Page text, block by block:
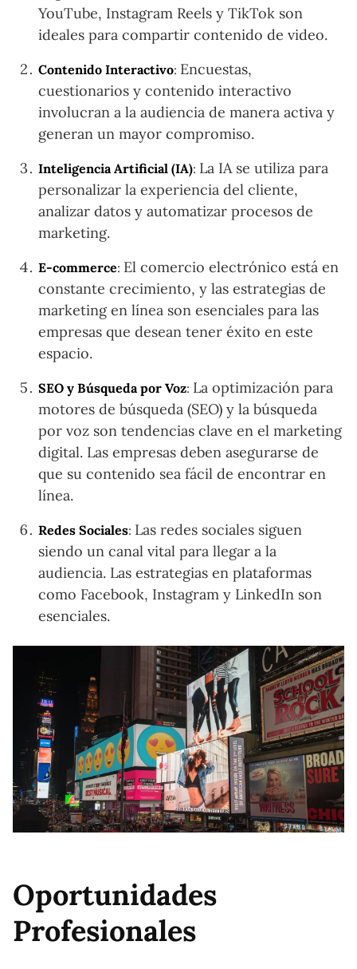
YouTube, Instagram Reels y TikTok son
ideales para compartir contenido de video.
Contenido Interactivo: Encuestas,
cuestionarios y contenido interactivo
involucran a la audiencia de manera activa y
generan un mayor compromiso.
Inteligencia Artificial (IA): La IA se utiliza para
personalizar la experiencia del cliente,
analizar datos y automatizar procesos de
marketing.
E-commerce: El comercio electrónico está en
constante crecimiento, y las estrategias de
marketing en línea son esenciales para las
empresas que desean tener éxito en este
espacio.
SEO y Búsqueda por Voz: La optimización para
motores de búsqueda (SEO) y la búsqueda
por voz son tendencias clave en el marketing
digital. Las empresas deben asegurarse de
que su contenido sea fácil de encontrar en
línea.
Redes Sociales: Las redes sociales siguen
siendo un canal vital para llegar a la
audiencia. Las estrategias en plataformas
como Facebook, Instagram y LinkedIn son
esenciales.
Oportunidades
Profesionales